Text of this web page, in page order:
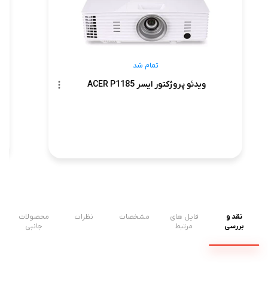
ویدئو پروژکتور ایسر ACER P1185
تمام شد
نقد و
بررسی
فایل های
مرتبط
مشخصات نظرات
محصولات
جانبی